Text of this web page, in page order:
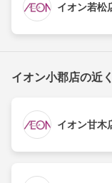
イオン若松
イオン小郡店の近
イオン甘木